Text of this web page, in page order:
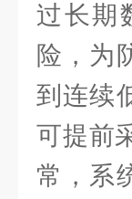
过长期
险，为
到连续
可提前
常，系